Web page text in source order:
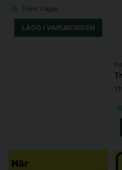
Finns i lager
LÄGG I VARUKORGEN